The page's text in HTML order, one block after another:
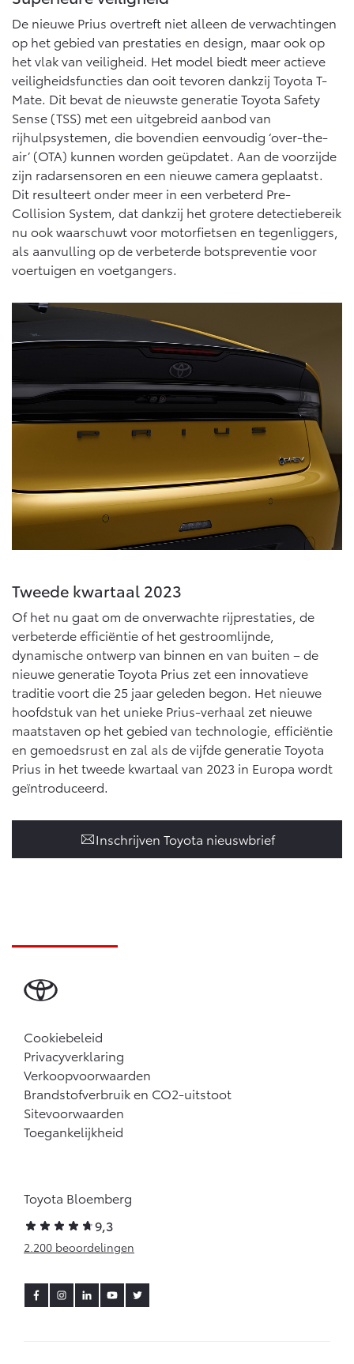
De nieuwe Prius overtreft niet alleen de verwachtingen
op het gebied van prestaties en design, maar ook op
het vlak van veiligheid. Het model biedt meer actieve
veiligheidsfuncties dan ooit tevoren dankzij Toyota T-
Mate. Dit bevat de nieuwste generatie Toyota Safety
Sense (TSS) met een uitgebreid aanbod van
rijhulpsystemen, die bovendien eenvoudig ‘over-the-
air’ (OTA) kunnen worden geüpdatet. Aan de voorzijde
zijn radarsensoren en een nieuwe camera geplaatst.
Dit resulteert onder meer in een verbeterd Pre-
Collision System, dat dankzij het grotere detectiebereik
nu ook waarschuwt voor motorfietsen en tegenliggers,
als aanvulling op de verbeterde botspreventie voor
voertuigen en voetgangers.
Tweede kwartaal 2023
Of het nu gaat om de onverwachte rijprestaties, de
verbeterde efficiëntie of het gestroomlijnde,
dynamische ontwerp van binnen en van buiten – de
nieuwe generatie Toyota Prius zet een innovatieve
traditie voort die 25 jaar geleden begon. Het nieuwe
hoofdstuk van het unieke Prius-verhaal zet nieuwe
maatstaven op het gebied van technologie, efficiëntie
en gemoedsrust en zal als de vijfde generatie Toyota
Prius in het tweede kwartaal van 2023 in Europa wordt
geïntroduceerd.
Inschrijven Toyota nieuswbrief
Cookiebeleid
Privacyverklaring
Verkoopvoorwaarden
Brandstofverbruik en CO2-uitstoot
Sitevoorwaarden
Toegankelijkheid
Toyota Bloemberg
9,3
2.200 beoordelingen